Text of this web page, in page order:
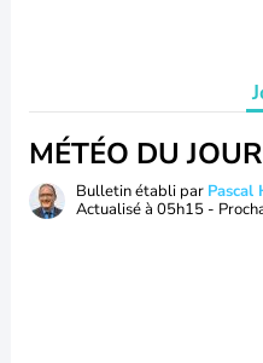
MÉTÉO DU JOUR
Bulletin établi par Pascal
Actualisé à 05h15 -